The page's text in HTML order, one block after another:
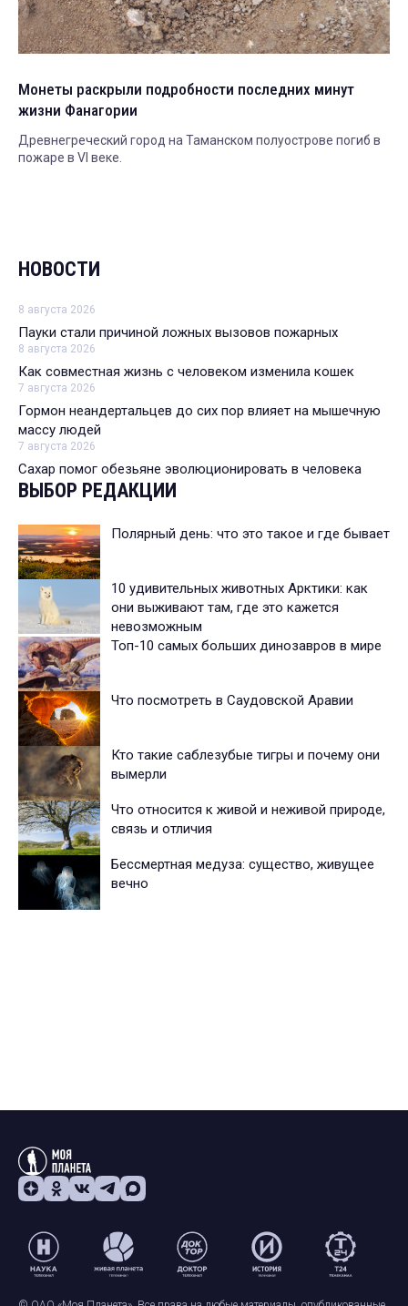
Монеты раскрыли подробности последних минут
жизни Фанагории
Древнегреческий город на Таманском полуострове погиб в
пожаре в VI веке.
НОВОСТИ
8 августа 2026
Пауки стали причиной ложных вызовов пожарных
8 августа 2026
Как совместная жизнь с человеком изменила кошек
7 августа 2026
Гормон неандертальцев до сих пор влияет на мышечную
массу людей
7 августа 2026
Сахар помог обезьяне эволюционировать в человека
ВЫБОР РЕДАКЦИИ
Полярный день: что это такое и где бывает
10 удивительных животных Арктики: как
они выживают там, где это кажется
невозможным
Топ-10 самых больших динозавров в мире
Что посмотреть в Саудовской Аравии
Кто такие саблезубые тигры и почему они
вымерли
Что относится к живой и неживой природе,
связь и отличия
Бессмертная медуза: существо, живущее
вечно